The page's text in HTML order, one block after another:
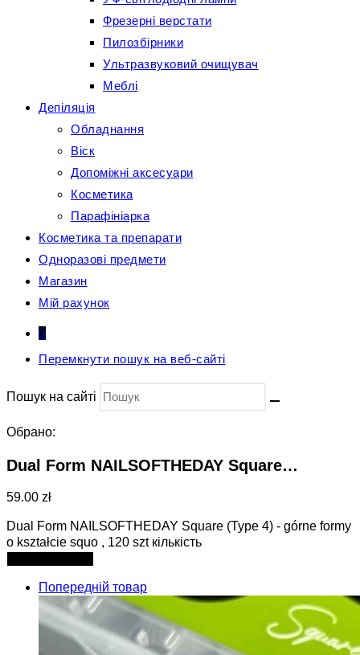
Фрезерні верстати
Пилозбірники
Ультразвуковий очищувач
Меблі
Депіляція
Обладнання
Віск
Допоміжні аксесуари
Косметика
Парафініарка
Косметика та препарати
Одноразові предмети
Магазин
Мій рахунок
0
Перемкнути пошук на веб-сайті
Пошук на сайті
Обрано:
Dual Form NAILSOFTHEDAY Square…
59.00 zł
Dual Form NAILSOFTHEDAY Square (Type 4) - górne formy
o kształcie squo , 120 szt кількість
Попередній товар